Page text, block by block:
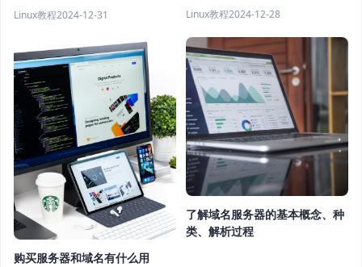
Linux教程2024-12-31 Linux教程2024-12-28
购买服务器和域名有什么用
了解域名服务器的基本概念、种
类、解析过程